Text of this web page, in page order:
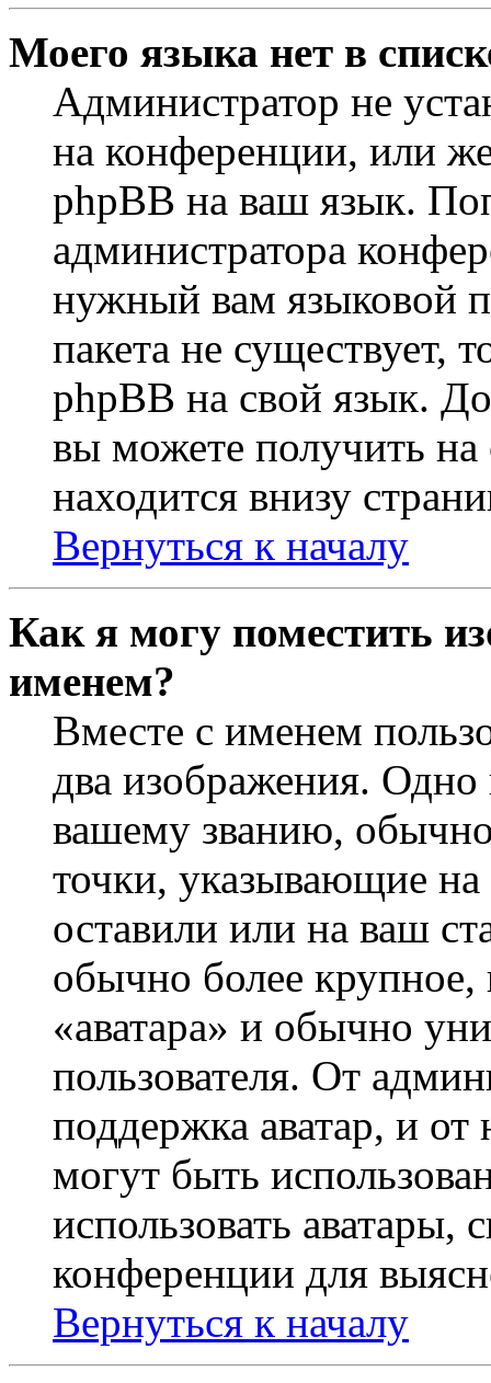
Моего языка нет в
Администратор не
на конференции, или
phpBB на ваш язык.
администратора
нужный вам языковой
пакета не существует,
phpBB на свой язык.
вы можете получить на
находится внизу
Вернуться к началу
Как я могу поместить
именем?
Вместе с именем
два изображения.
вашему званию, обычно
точки, указывающие
оставили или на ваш
обычно более крупное,
«аватара» и обычно
пользователя. От
поддержка аватар, и от
могут быть
использовать аватары,
конференции для
Вернуться к началу